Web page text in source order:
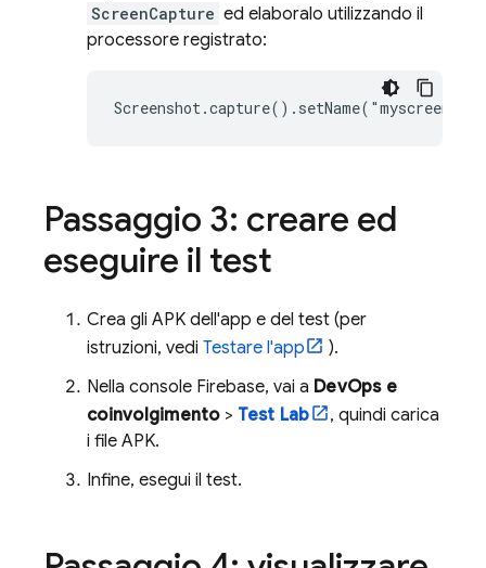
ScreenCapture ed elaboralo utilizzando il
processore registrato:
Passaggio 3: creare ed
eseguire il test
Crea gli APK dell'app e del test (per
istruzioni, vedi Testare l'app
).
Nella console Firebase, vai a DevOps e
coinvolgimento> Test Lab
, quindi carica
i file APK.
Infine, esegui il test.